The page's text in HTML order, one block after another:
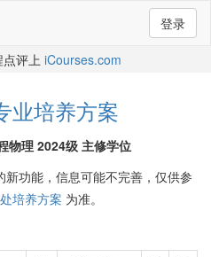
登录
评上 iCourses.com
业培养方案
物理 2024级 主修学位
功能，信息可能不完善，仅供参
培养方案 为准。